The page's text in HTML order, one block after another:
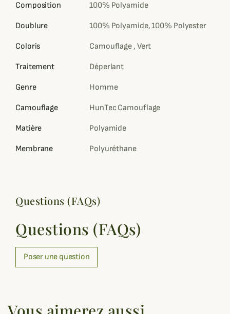
Composition 100% Polyamide
Doublure 100% Polyamide, 100% Polyester
Coloris Camouflage , Vert
Traitement Déperlant
Genre Homme
Camouflage HunTec Camouflage
Matière Polyamide
Membrane Polyuréthane
Questions (FAQs)
Questions (FAQs)
Poser une question